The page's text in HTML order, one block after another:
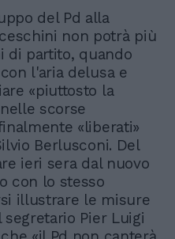
del Pd alla
non potrà più
di partito, quando
l'aria delusa e
«piuttosto la
scorse
«liberati»
Berlusconi. Del
ieri sera dal nuovo
con lo stesso
illustrare le misure
Pier Luigi